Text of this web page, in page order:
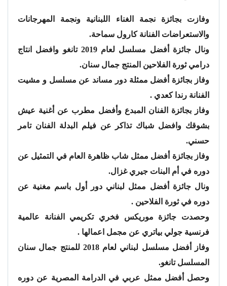
وفازت بجائزة نجمة الغناء اللبنانية ونجمة المهرجانات
والاستعراضات الفنانة كارول سماحة.
ونال جائزة أفضل مسلسل لعام 2019 تانغو وافضل انتاج
درامي ثورة الفلاحين المنتج جمال سنان.
وفاز بجائزة أفضل ممثلة دور مساند عن مسلسل و مشيت
الفنانة رندا كعدي .
وفاز بجائزة الفنان المبدع وأفضل مطرب عن أغنية عيش
بشوقك وافضل شباك تذاكر عن فيلم البدلة الفنان تامر
حسني.
وفاز بجائزة أفضل ممثل شاب ظاهرة العام في التمثيل عن
دوره في أم البنات جيري غزال.
ونال جائزة أفضل ممثل لبناني دور أول باسم مغنية عن
دوره في ثورة الفلاحين .
وحصدت جائزة موريكس فخري تكريمي الفنانة عالمية
فرنسية جولي بياتري عن مجمل اعمالها .
وفاز أفضل مسلسل لبناني لعام 2018 للمنتج جمال سنان
المسلسل تانغو.
وحصل أفضل ممثل عربي في الدرامة المصرية عن دوره